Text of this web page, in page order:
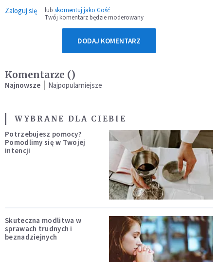
Zaloguj się lub skomentuj jako Gość
Twój komentarz będzie moderowany
DODAJ KOMENTARZ
Komentarze ()
Najnowsze Najpopularniejsze
WYBRANE DLA CIEBIE
Potrzebujesz pomocy?
Pomodlimy się w Twojej
intencji
Skuteczna modlitwa w
sprawach trudnych i
beznadziejnych